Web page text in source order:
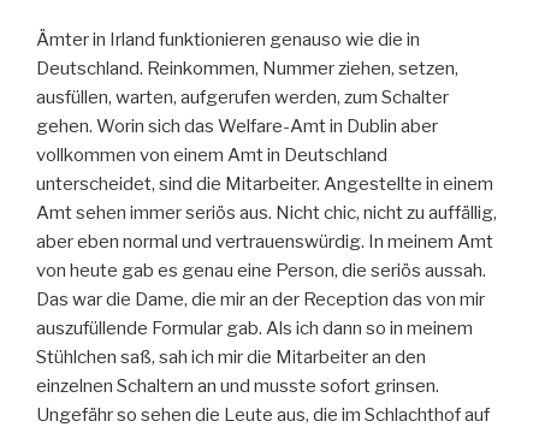
Ämter in Irland funktionieren genauso wie die in
Deutschland. Reinkommen, Nummer ziehen, setzen,
ausfüllen, warten, aufgerufen werden, zum Schalter
gehen. Worin sich das Welfare-Amt in Dublin aber
vollkommen von einem Amt in Deutschland
unterscheidet, sind die Mitarbeiter. Angestellte in einem
Amt sehen immer seriös aus. Nicht chic, nicht zu auffällig,
aber eben normal und vertrauenswürdig. In meinem Amt
von heute gab es genau eine Person, die seriös aussah.
Das war die Dame, die mir an der Reception das von mir
auszufüllende Formular gab. Als ich dann so in meinem
Stühlchen saß, sah ich mir die Mitarbeiter an den
einzelnen Schaltern an und musste sofort grinsen.
Ungefähr so sehen die Leute aus, die im Schlachthof auf